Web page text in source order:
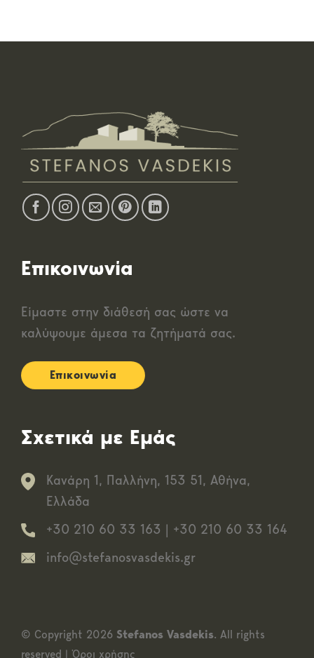
Επικοινωνία
Είμαστε στην διάθεσή σας ώστε να
καλύψουμε άμεσα τα ζητήματά σας.
Επικοινωνία
Σχετικά με Εμάς
Κανάρη 1, Παλλήνη, 153 51, Αθήνα,
Ελλάδα
+30 210 60 33 163 | +30 210 60 33 164
info@stefanosvasdekis.gr
© Copyright 2026 Stefanos Vasdekis. All rights
reserved | Όροι χρήσης